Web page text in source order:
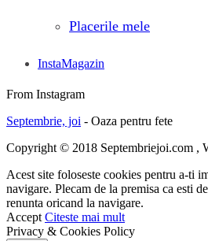
Placerile mele
InstaMagazin
From Instagram
Septembrie, joi - Oaza pentru fete
Copyright © 2018 Septembriejoi.com ,
Acest site foloseste cookies pentru a-ti
navigare. Plecam de la premisa ca esti
renunta oricand la navigare.
Accept Citeste mai mult
Privacy & Cookies Policy